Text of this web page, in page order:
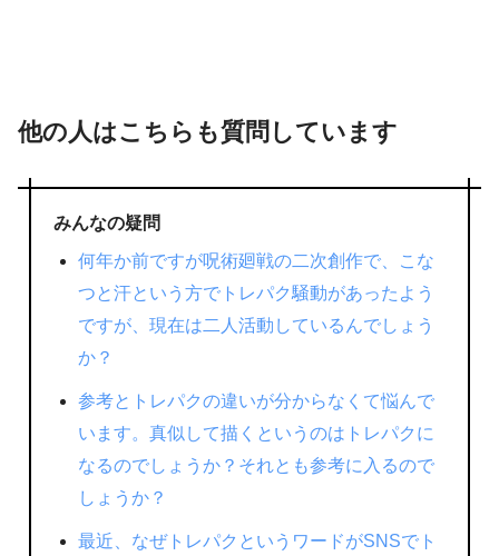
他の人はこちらも質問しています
みんなの疑問
何年か前ですが呪術廻戦の二次創作で、こな
つと汗という方でトレパク騒動があったよう
ですが、現在は二人活動しているんでしょう
か？
参考とトレパクの違いが分からなくて悩んで
います。真似して描くというのはトレパクに
なるのでしょうか？それとも参考に入るので
しょうか？
最近、なぜトレパクというワードがSNSでト